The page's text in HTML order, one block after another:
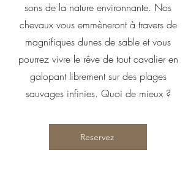
sons de la nature environnante. Nos
chevaux vous emmèneront à travers de
magnifiques dunes de sable et vous
pourrez vivre le rêve de tout cavalier en
galopant librement sur des plages
sauvages infinies. Quoi de mieux ?
Reservez